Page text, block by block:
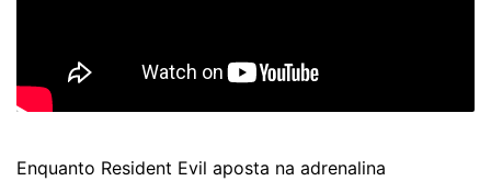
Enquanto Resident Evil aposta na adrenalina